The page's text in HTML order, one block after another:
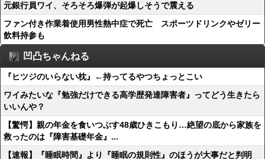
元銀行員ワイ、そろそろ爆弾が起爆しそうで震える
ファン付き作業着使用男性熱中症で死亡 スポーツドリンクやゼリー
飲料持参も
凹凸ちゃんねる
『ヒツジのいらない枕』←持ってるやつちょっとこい
ワイみたいな『勉強だけできる高学歴発達障害者』ってどう生きたら
いいんや？
【驚愕】親の年金を食いつぶす48歳ひきこもり…絶望の底から家族を
救ったのは『障害基礎年金』...
【速報】『睡眠時間』より『睡眠の規則性』のほうが大事だと判明